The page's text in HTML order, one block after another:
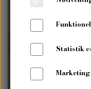
Statistik